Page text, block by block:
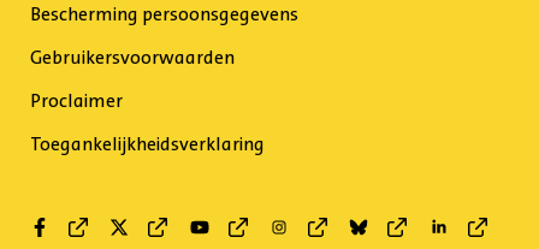
Bescherming persoonsgegevens
Gebruikersvoorwaarden
Proclaimer
Toegankelijkheidsverklaring
Facebook Twitter Youtube InstagramBluesky Linkedin